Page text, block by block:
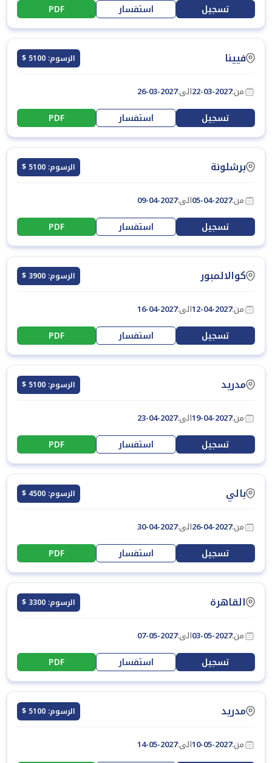
تسجيل استفسار PDF
فيينا الرسوم: 5100 $
من:22-03-2027الى:26-03-2027
تسجيل استفسار PDF
برشلونة الرسوم: 5100 $
من:05-04-2027الى:09-04-2027
تسجيل استفسار PDF
كوالالمبور الرسوم: 3900 $
من:12-04-2027الى:16-04-2027
تسجيل استفسار PDF
مدريد الرسوم: 5100 $
من:19-04-2027الى:23-04-2027
تسجيل استفسار PDF
بالي الرسوم: 4500 $
من:26-04-2027الى:30-04-2027
تسجيل استفسار PDF
القاهرة الرسوم: 3300 $
من:03-05-2027الى:07-05-2027
تسجيل استفسار PDF
مدريد الرسوم: 5100 $
من:10-05-2027الى:14-05-2027